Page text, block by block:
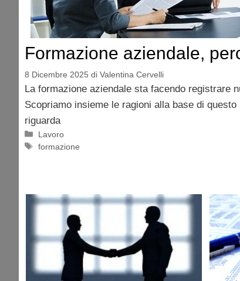
Formazione aziendale,
8 Dicembre 2025 di Valentina Cervelli
La formazione aziendale sta facendo registrare
Scopriamo insieme le ragioni alla base di
riguarda
Categorie
Lavoro
Tag
formazione